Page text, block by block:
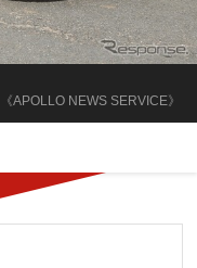
《APOLLO NEWS SERVICE》